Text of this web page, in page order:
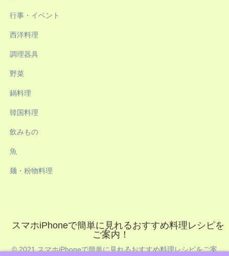
行事・イベント
西洋料理
調理器具
野菜
鍋料理
韓国料理
飲みもの
魚
麺・粉物料理
スマホiPhoneで簡単に見れるおすすめ料理レシピを
ご案内！
© 2021 スマホiPhoneで簡単に見れるおすすめ料理レシピをご案